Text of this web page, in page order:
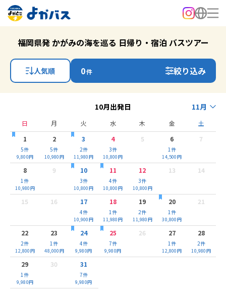
福岡県発 かがみの海を巡る 日帰り・宿泊 バスツアー
人気順 0件 絞り込み
10月出発日 11月
日 月 火 水 木 金
土
1
5件
9,800円
2
5件
10,980円
3
2件
11,980円
4
3件
10,800円
5 6
1件
14,500円
7
8
1件
10,980円
9 10
3件
10,800円
11
4件
10,800円
12
3件
10,800円
13 14
15 16 17
4件
10,900円
18
1件
11,980円
19
2件
11,980円
20
1件
30,800円
21
22
2件
12,800円
23
1件
48,000円
24
4件
9,980円
25
7件
9,980円
26 27
1件
12,800円
28
2件
10,980円
29
1件
9,980円
30 31
7件
9,980円